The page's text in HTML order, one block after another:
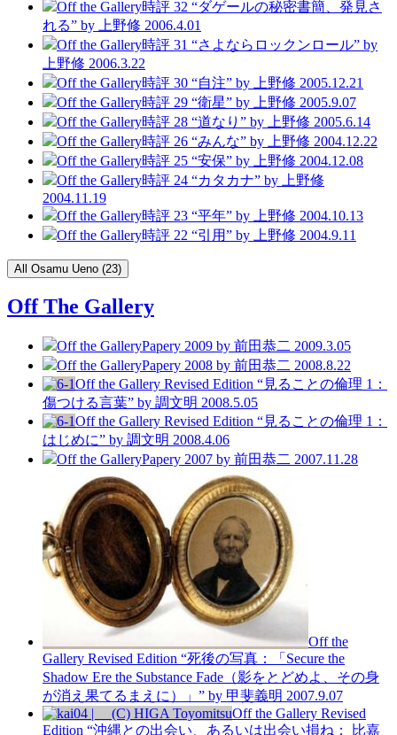
Off the Gallery時評 32 “ダゲールの秘密書簡、発見さ
れる” by 上野修 2006.4.01
Off the Gallery時評 31 “さよならロックンロール” by
上野修 2006.3.22
Off the Gallery時評 30 “自注” by 上野修 2005.12.21
Off the Gallery時評 29 “衛星” by 上野修 2005.9.07
Off the Gallery時評 28 “道なり” by 上野修 2005.6.14
Off the Gallery時評 26 “みんな” by 上野修 2004.12.22
Off the Gallery時評 25 “安保” by 上野修 2004.12.08
Off the Gallery時評 24 “カタカナ” by 上野修
2004.11.19
Off the Gallery時評 23 “平年” by 上野修 2004.10.13
Off the Gallery時評 22 “引用” by 上野修 2004.9.11
All Osamu Ueno (23)
Off The Gallery
Off the GalleryPapery 2009 by 前田恭二 2009.3.05
Off the GalleryPapery 2008 by 前田恭二 2008.8.22
Off the Gallery Revised Edition “見ることの倫理 1：
傷つける言葉” by 調文明 2008.5.05
Off the Gallery Revised Edition “見ることの倫理 1：
はじめに” by 調文明 2008.4.06
Off the GalleryPapery 2007 by 前田恭二 2007.11.28
Off the
Gallery Revised Edition “死後の写真：「Secure the
Shadow Ere the Substance Fade（影をとどめよ、その身
が消え果てるまえに）」” by 甲斐義明 2007.9.07
Off the Gallery Revised
Edition “沖縄との出会い、あるいは出会い損ね： 比嘉